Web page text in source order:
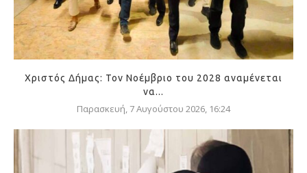
Χριστός Δήμας: Τον Νοέμβριο του 2028 αναμένεται
να...
Παρασκευή, 7 Αυγούστου 2026, 16:24